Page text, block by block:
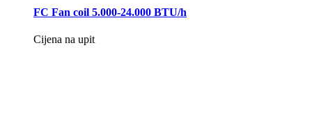
FC Fan coil 5.000-24.000 BTU/h
Cijena na upit